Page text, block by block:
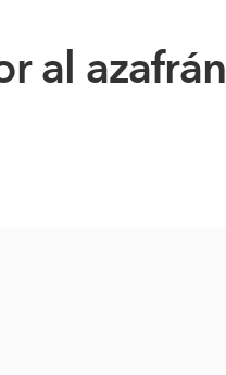
al azafrán